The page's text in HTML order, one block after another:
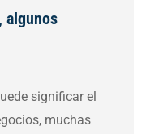
algunos
significar el
muchas